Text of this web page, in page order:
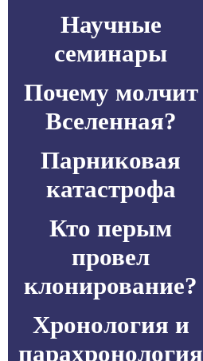
Научные
семинары
Почему молчит
Вселенная?
Парниковая
катастрофа
Кто перым
провел
клонирование?
Хронология и
парахронология